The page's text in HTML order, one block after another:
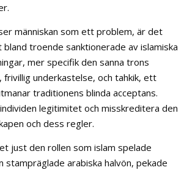
människan som ett problem, är det
troende sanktionerade av islamiska
mer specifik den sanna trons
frivillig underkastelse, och tahkik, ett
traditionens blinda acceptans.
legitimitet och misskreditera den
och dess regler.
just den rollen som islam spelade
stampräglade arabiska halvön, pekade